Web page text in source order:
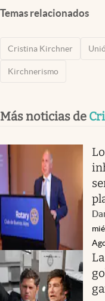
Temas relacionados
Cristina Kirchner
Kirchnerismo
Más noticias de